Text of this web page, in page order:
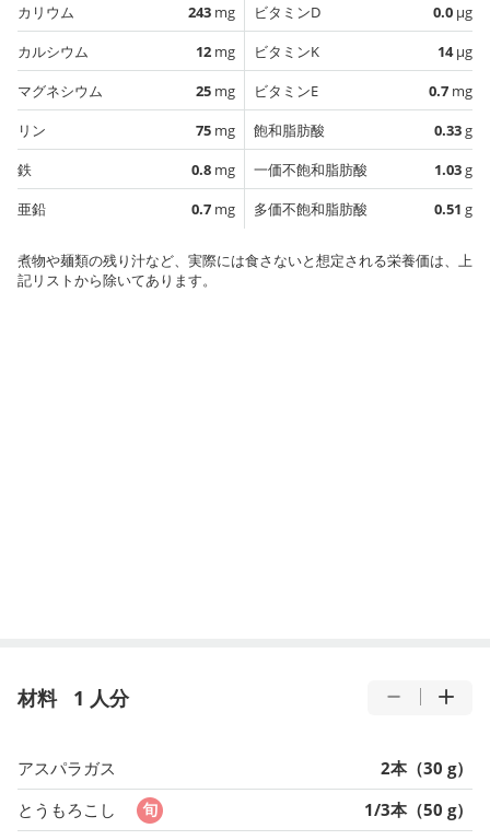
カリウム
243 mg
カルシウム
12 mg
マグネシウム
25 mg
リン
75 mg
鉄
0.8 mg
亜鉛
0.7 mg
ビタミンD
0.0 µg
ビタミンK
14µg
ビタミンE
0.7 mg
飽和脂肪酸
0.33g
一価不飽和脂肪酸
1.03g
多価不飽和脂肪酸
0.51 g
煮物や麺類の残り汁など、実際には食さないと想定される栄養価は、上
記リストから除いてあります。
材料 1 人分
アスパラガス
2本（30 g）
とうもろこし
1/3本（50 g）